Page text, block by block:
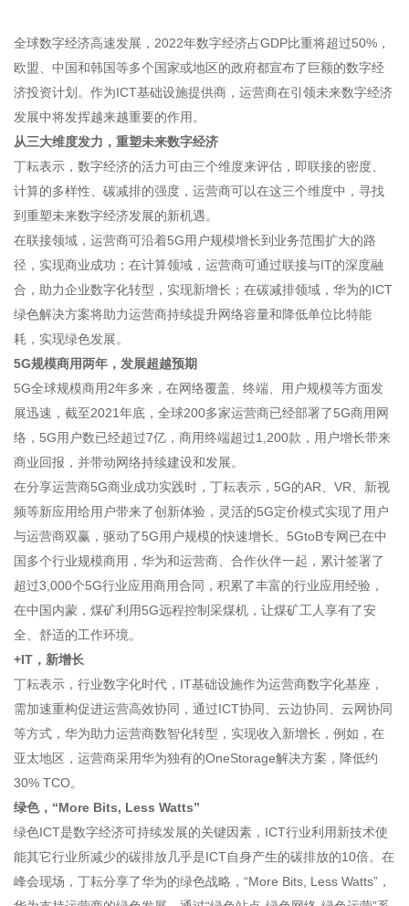
全球数字经济高速发展，2022年数字经济占GDP比重将超过50%，
欧盟、中国和韩国等多个国家或地区的政府都宣布了巨额的数字经
济投资计划。作为ICT基础设施提供商，运营商在引领未来数字经济
发展中将发挥越来越重要的作用。
从三大维度发力，重塑未来数字经济
丁耘表示，数字经济的活力可由三个维度来评估，即联接的密度、
计算的多样性、碳减排的强度，运营商可以在这三个维度中，寻找
到重塑未来数字经济发展的新机遇。
在联接领域，运营商可沿着5G用户规模增长到业务范围扩大的路
径，实现商业成功；在计算领域，运营商可通过联接与IT的深度融
合，助力企业数字化转型，实现新增长；在碳减排领域，华为的ICT
绿色解决方案将助力运营商持续提升网络容量和降低单位比特能
耗，实现绿色发展。
5G规模商用两年，发展超越预期
5G全球规模商用2年多来，在网络覆盖、终端、用户规模等方面发
展迅速，截至2021年底，全球200多家运营商已经部署了5G商用网
络，5G用户数已经超过7亿，商用终端超过1,200款，用户增长带来
商业回报，并带动网络持续建设和发展。
在分享运营商5G商业成功实践时，丁耘表示，5G的AR、VR、新视
频等新应用给用户带来了创新体验，灵活的5G定价模式实现了用户
与运营商双赢，驱动了5G用户规模的快速增长。5GtoB专网已在中
国多个行业规模商用，华为和运营商、合作伙伴一起，累计签署了
超过3,000个5G行业应用商用合同，积累了丰富的行业应用经验，
在中国内蒙，煤矿利用5G远程控制采煤机，让煤矿工人享有了安
全、舒适的工作环境。
+IT，新增长
丁耘表示，行业数字化时代，IT基础设施作为运营商数字化基座，
需加速重构促进运营高效协同，通过ICT协同、云边协同、云网协同
等方式，华为助力运营商数智化转型，实现收入新增长，例如，在
亚太地区，运营商采用华为独有的OneStorage解决方案，降低约
30% TCO。
绿色，“More Bits, Less Watts”
绿色ICT是数字经济可持续发展的关键因素，ICT行业利用新技术使
能其它行业所减少的碳排放几乎是ICT自身产生的碳排放的10倍。在
峰会现场，丁耘分享了华为的绿色战略，“More Bits, Less Watts”，